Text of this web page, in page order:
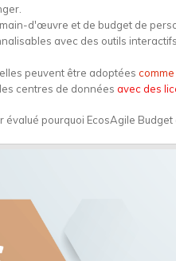
d'œuvre et de budget de
avec des outils
peuvent être adoptées
centres de données avec des
pourquoi EcosAgile